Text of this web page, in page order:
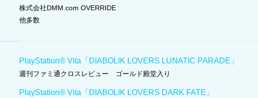
株式会社DMM.com OVERRIDE
他多数
PlayStation® Vita「DIABOLIK LOVERS LUNATIC PARADE」
週刊ファミ通クロスレビュー ゴールド殿堂入り
PlayStation® Vita「DIABOLIK LOVERS DARK FATE」